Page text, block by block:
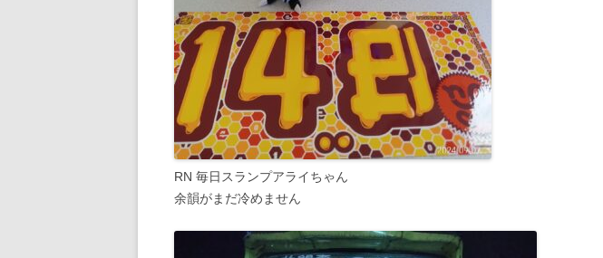
RN 毎日スランプアライちゃん
余韻がまだ冷めません